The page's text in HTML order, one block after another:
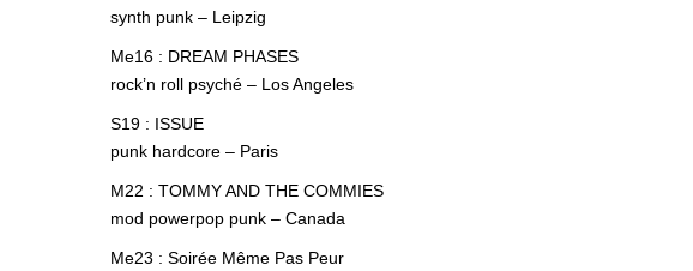
synth punk – Leipzig
Me16 : DREAM PHASES
rock’n roll psyché – Los Angeles
S19 : ISSUE
punk hardcore – Paris
M22 : TOMMY AND THE COMMIES
mod powerpop punk – Canada
Me23 : Soirée Même Pas Peur